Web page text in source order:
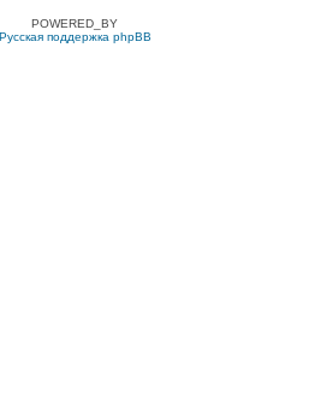
POWERED_BY
Русская поддержка phpBB